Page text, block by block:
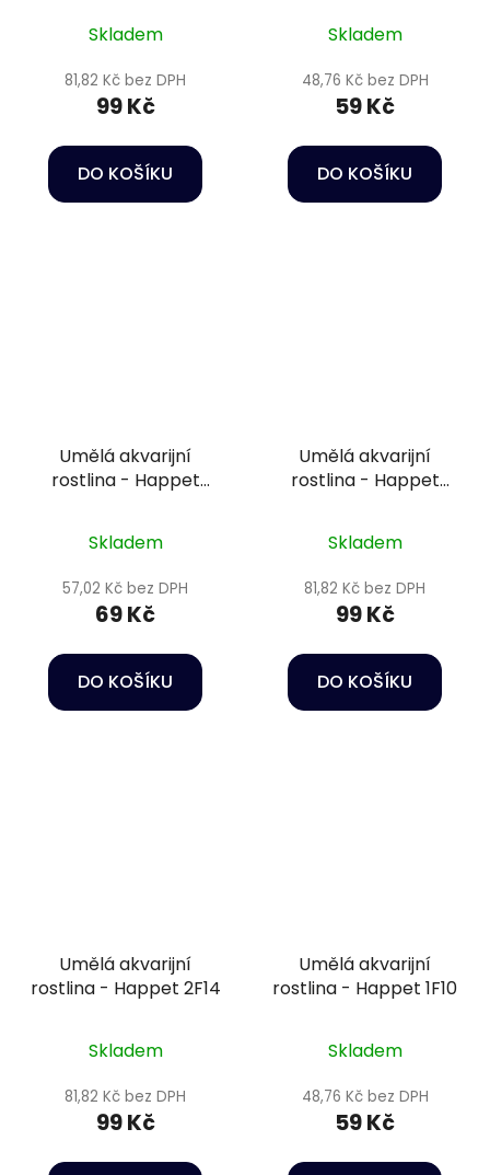
Skladem
81,82 Kč bez DPH
99 Kč
DO KOŠÍKU
Skladem
48,76 Kč bez DPH
59 Kč
DO KOŠÍKU
Umělá akvarijní
rostlina - Happet
Skladem
57,02 Kč bez DPH
69 Kč
DO KOŠÍKU
Umělá akvarijní
rostlina - Happet
Skladem
81,82 Kč bez DPH
99 Kč
DO KOŠÍKU
Umělá akvarijní
rostlina - Happet 2F14
Skladem
81,82 Kč bez DPH
99 Kč
Umělá akvarijní
rostlina - Happet 1F10
Skladem
48,76 Kč bez DPH
59 Kč